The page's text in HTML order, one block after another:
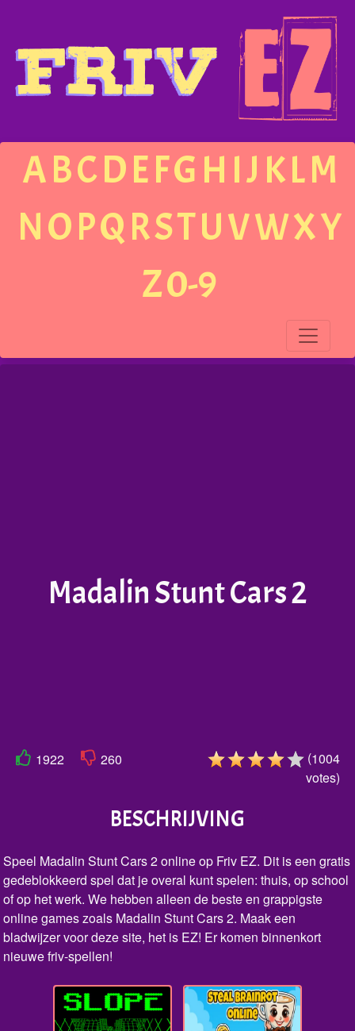
ABCDEFGH IJ KLM
NOPQRSTUVWXY
Z0-9
Madalin Stunt Cars 2
1922 260 (1004
votes)
BESCHRIJVING
Speel Madalin Stunt Cars 2 online op Friv EZ. Dit is een gratis
gedeblokkeerd spel dat je overal kunt spelen: thuis, op school
of op het werk. We hebben alleen de beste en grappigste
online games zoals Madalin Stunt Cars 2. Maak een
bladwijzer voor deze site, het is EZ! Er komen binnenkort
nieuwe friv-spellen!